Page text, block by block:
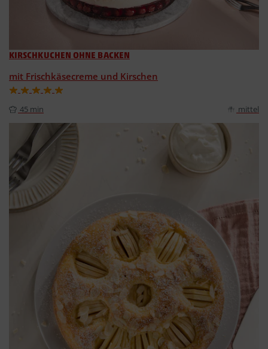
KIRSCHKUCHEN OHNE BACKEN
mit Frischkäsecreme und Kirschen
45 min mittel